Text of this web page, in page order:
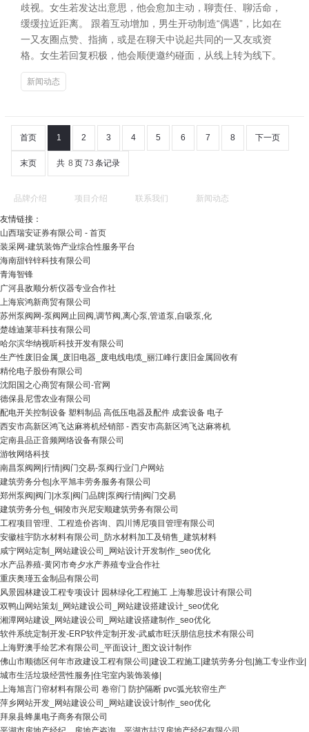
歧视。女生若发达出意思，他会愈加主动，聊责任、聊活命，
缓缓拉近距离。 跟着互动增加，男生开动制造“偶遇”，比如在
一又友圈点赞、指摘，或是在聊天中说起共同的一又友或资
格。女生若回复积极，他会顺便邀约碰面，从线上转为线下。
新闻动态
首页 1 2 3 4 5 6 7 8 下一页
末页 共 8 页73 条记录
品牌介绍 项目介绍 联系我们 新闻动态
友情链接：
山西瑞安证券有限公司 - 首页
装采网-建筑装饰产业综合性服务平台
海南甜锌锌科技有限公司
青海智锋
广河县敌顺分析仪器专业合作社
上海宸鸿新商贸有限公司
苏州泵阀网-泵阀网止回阀,调节阀,离心泵,管道泵,自吸泵,化
楚雄迪莱菲科技有限公司
哈尔滨华纳视听科技开发有限公司
生产性废旧金属_废旧电器_废电线电缆_丽江峰行废旧金属回收有
精伦电子股份有限公司
沈阳国之心商贸有限公司-官网
德保县尼雪农业有限公司
配电开关控制设备 塑料制品 高低压电器及配件 成套设备 电子
西安市高新区鸿飞达麻将机经销部 - 西安市高新区鸿飞达麻将机
定南县品正音频网络设备有限公司
游牧网络科技
南昌泵阀网|行情|阀门交易-泵阀行业门户网站
建筑劳务分包|永平旭丰劳务服务有限公司
郑州泵阀|阀门|水泵|阀门品牌|泵阀行情|阀门交易
建筑劳务分包_铜陵市兴尼安顺建筑劳务有限公司
工程项目管理、工程造价咨询、四川博尼项目管理有限公司
安徽桂宇防水材料有限公司_防水材料加工及销售_建筑材料
咸宁网站定制_网站建设公司_网站设计开发制作_seo优化
水产品养殖-黄冈市奇夕水产养殖专业合作社
重庆奥瑾五金制品有限公司
风景园林建设工程专项设计 园林绿化工程施工 上海黎思设计有限公司
双鸭山网站策划_网站建设公司_网站建设搭建设计_seo优化
湘潭网站建设_网站建设公司_网站建设搭建制作_seo优化
软件系统定制开发-ERP软件定制开发-武威市旺沃朋信息技术有限公司
上海野澳手绘艺术有限公司_平面设计_图文设计制作
佛山市顺德区何年市政建设工程有限公司|建设工程施工|建筑劳务分包|施工专业作业|
城市生活垃圾经营性服务|住宅室内装饰装修|
上海旭言门帘材料有限公司 卷帘门 防护隔断 pvc弧光软帘生产
萍乡网站开发_网站建设公司_网站建设设计制作_seo优化
拜泉县蜂巢电子商务有限公司